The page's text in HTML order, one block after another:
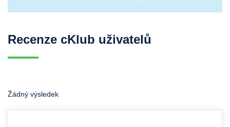
Recenze cKlub uživatelů
Žádný výsledek